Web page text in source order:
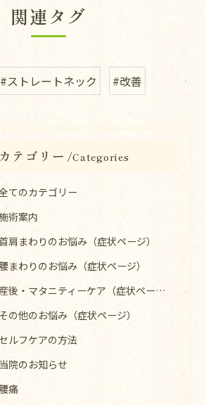
関連タグ
#ストレートネック #改善
カテゴリー Categories
てのカテゴリー
術案内
首肩まわりのお悩み（症状ページ）
腰まわりのお悩み（症状ページ）
産後・マタニティーケア（症状ページ）
その他のお悩み（症状ページ）
ルフケアの方法
当院のお知らせ
腰痛